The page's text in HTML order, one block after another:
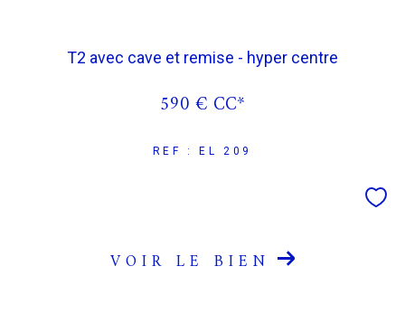
T2 avec cave et remise - hyper centre
590 € CC*
REF : EL 209
VOIR LE BIEN